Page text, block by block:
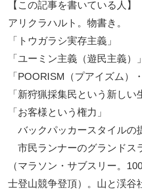
【この記事を書いている人】
アリクラハルト。物書き。
「トウガラシ実存主義」
「ユーミン主義（遊民主義）」
「POORISM（プアイズム）
「新狩猟採集民という新しい
「お客様という権力」
バックパッカースタイルの
市民ランナーのグランドス
（マラソン・サブスリー。
士登山競争登頂）。山と渓谷